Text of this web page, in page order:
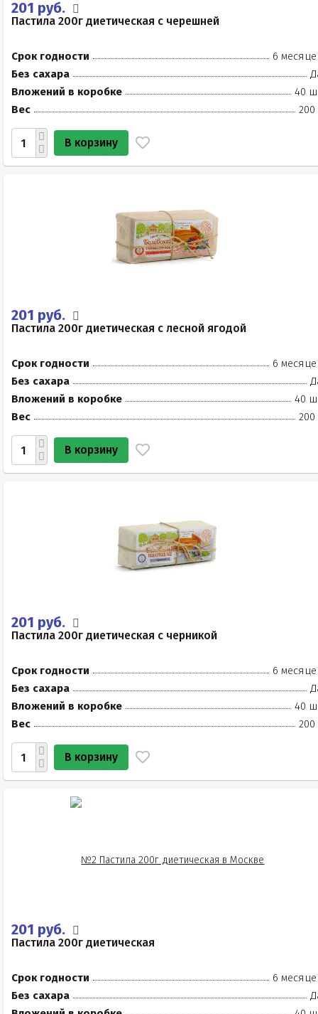
201 руб.
Пастила 200г диетическая с черешней
Срок годности
6
Без сахара
Вложений в коробке
40
Вес
200
В корзину
201 руб.
Пастила 200г диетическая с лесной ягодой
Срок годности
6
Без сахара
Вложений в коробке
40
Вес
200
В корзину
201 руб.
Пастила 200г диетическая с черникой
Срок годности
6
Без сахара
Вложений в коробке
40
Вес
200
В корзину
201 руб.
Пастила 200г диетическая
Срок годности
6
Без сахара